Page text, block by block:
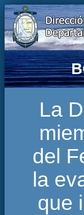
La
del
la
que